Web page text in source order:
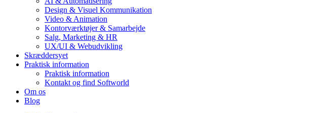
Design & Visuel Kommunikation
Video & Animation
Kontorværktøjer & Samarbejde
Salg, Marketing & HR
UX/UI & Webudvikling
Skræddersyet
Praktisk information
Praktisk information
Kontakt og find Softworld
Om os
Blog